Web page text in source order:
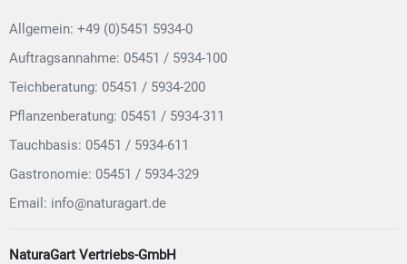
Allgemein: +49 (0)5451 5934-0
Auftragsannahme: 05451 / 5934-100
Teichberatung: 05451 / 5934-200
Pflanzenberatung: 05451 / 5934-311
Tauchbasis: 05451 / 5934-611
Gastronomie: 05451 / 5934-329
Email: info@naturagart.de
NaturaGart Vertriebs-GmbH